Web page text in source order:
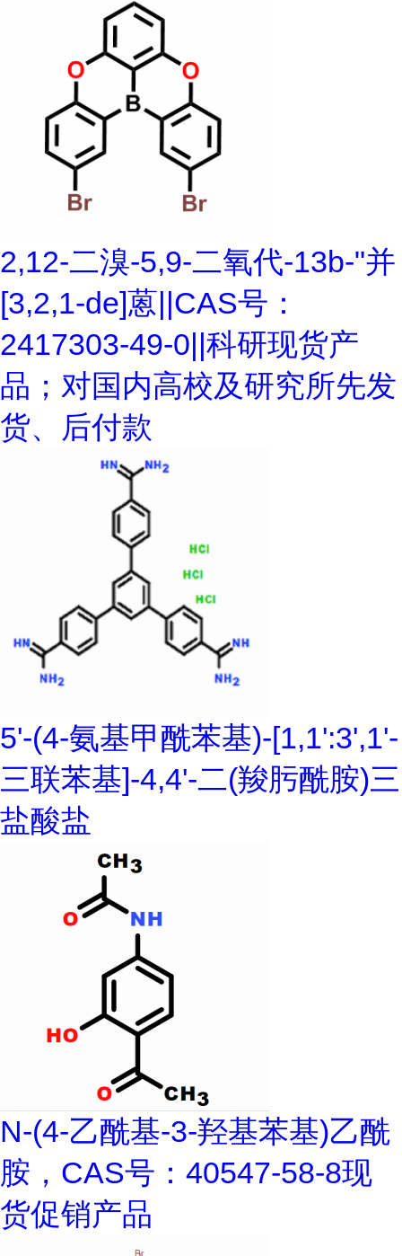
2,12-二溴-5,9-二氧代-13b-"并
[3,2,1-de]蒽||CAS号：
2417303-49-0||科研现货产
品；对国内高校及研究所先发
货、后付款
5'-(4-氨基甲酰苯基)-[1,1':3',1'-
三联苯基]-4,4'-二(羧肟酰胺)三
盐酸盐
N-(4-乙酰基-3-羟基苯基)乙酰
胺，CAS号：40547-58-8现
货促销产品